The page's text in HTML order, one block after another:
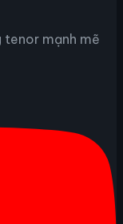
tenor mạnh mẽ